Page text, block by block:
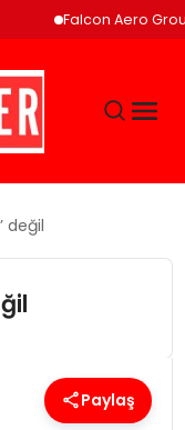
Falcon Aero Group,
değil
Paylaş